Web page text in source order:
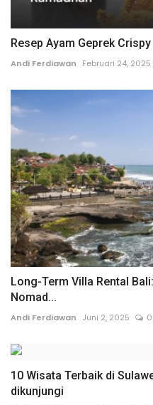
Resep Ayam Geprek
Andi Ferdiawan Februari 24, 2025
Long-Term Villa Rental
Nomad...
Andi Ferdiawan Juni 2, 2025 0
10 Wisata Terbaik di
dikunjungi